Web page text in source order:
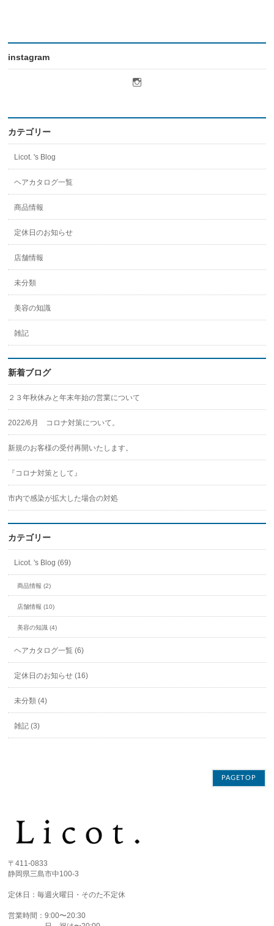
instagram
プ
ル
示
カテゴリー
Licot. 's Blog
ヘアカタログ一覧
商品情報
定休日のお知らせ
店舗情報
未分類
美容の知識
雑記
新着ブログ
２３年秋休みと年末年始の営業について
2022/6月 コロナ対策について。
新規のお客様の受付再開いたします。
『コロナ対策として』
市内で感染が拡大した場合の対処
カテゴリー
Licot. 's Blog (69)
商品情報 (2)
店舗情報 (10)
美容の知識 (4)
ヘアカタログ一覧 (6)
定休日のお知らせ (16)
未分類 (4)
雑記 (3)
PAGETOP
〒411-0833
静岡県三島市中100-3
定休日：毎週火曜日・そのた不定休
営業時間：9:00〜20:30